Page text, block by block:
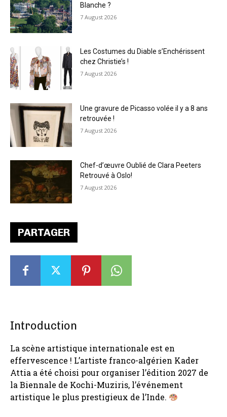
PARTAGER
Introduction
La scène artistique internationale est en
effervescence ! L’artiste franco-algérien Kader
Attia a été choisi pour organiser l’édition 2027 de
la Biennale de Kochi-Muziris, l’événement
artistique le plus prestigieux de l’Inde.
Blanche ?
7 August 2026
Les Costumes du Diable s’Enchérissent
chez Christie’s !
7 August 2026
Une gravure de Picasso volée il y a 8 ans
retrouvée !
7 August 2026
Chef-d’œuvre Oublié de Clara Peeters
Retrouvé à Oslo!
7 August 2026